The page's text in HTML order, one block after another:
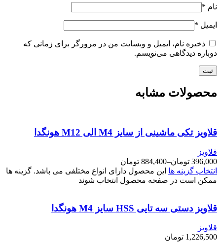
نام *
ایمیل *
ذخیره نام، ایمیل و وبسایت من در مرورگر برای زمانی که
دوباره دیدگاهی می‌نویسم.
محصولات مشابه
قلاویز تکی ماشینی از سایز M4 الی M12 هونگدا
قلاویز
396,000 تومان–
884,400 تومان
انتخاب گزینه ها این محصول دارای انواع مختلفی می باشد. گزینه ها
ممکن است در صفحه محصول انتخاب شوند
قلاویز دستی سه تایی HSS سایز M4 هونگدا
قلاویز
1,226,500 تومان